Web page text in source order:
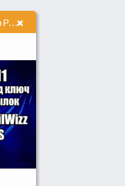
Установка и настройка скрипта PowerMTA 4.5 r11 - PMTA для MailWizz, AMS, MailSensey